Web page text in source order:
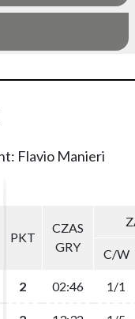
Flavio Manieri
PKT
CZAS
GRY
C/W
2 02:46 1/1
PKT
CZAS
GRY
C/W
2 02:46 1/1